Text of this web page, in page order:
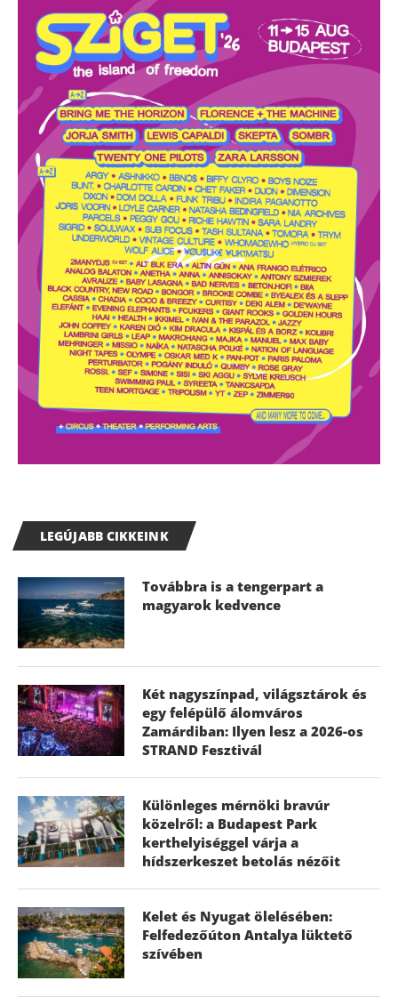
LEGÚJABB CIKKEINK
Továbbra is a tengerpart a
magyarok kedvence
Két nagyszínpad, világsztárok és
egy felépülő álomváros
Zamárdiban: Ilyen lesz a 2026-os
STRAND Fesztivál
Különleges mérnöki bravúr
közelről: a Budapest Park
kerthelyiséggel várja a
hídszerkeszet betolás nézőit
Kelet és Nyugat ölelésében:
Felfedezőúton Antalya lüktető
szívében